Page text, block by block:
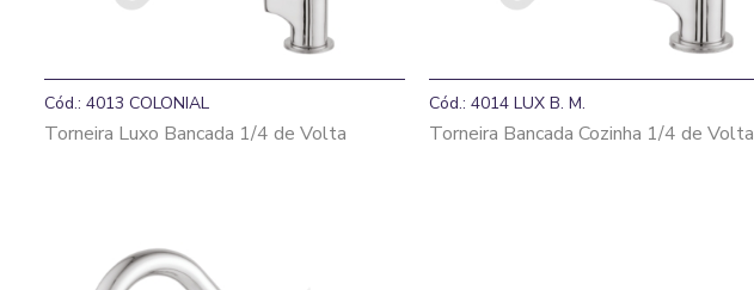
Cód.: 4013 COLONIAL
Torneira Luxo Bancada 1/4 de Volta
Cód.: 4014 LUX B. M.
Torneira Bancada Cozinha 1/4 de Volta